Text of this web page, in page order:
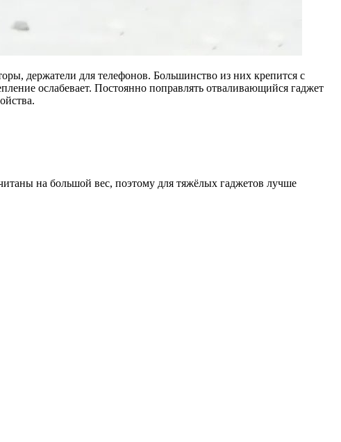
держатели для телефонов. Большинство из них крепится с
ослабевает. Постоянно поправлять отваливающийся гаджет
на большой вес, поэтому для тяжёлых гаджетов лучше